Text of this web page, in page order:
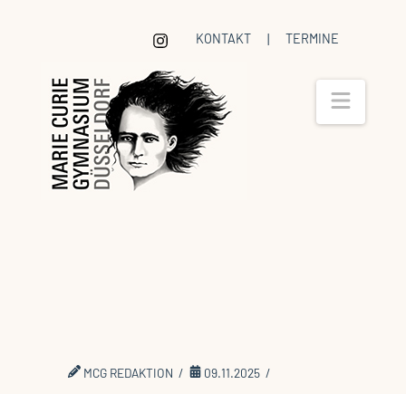
KONTAKT | TERMINE
MCG REDAKTION 09.11.2025